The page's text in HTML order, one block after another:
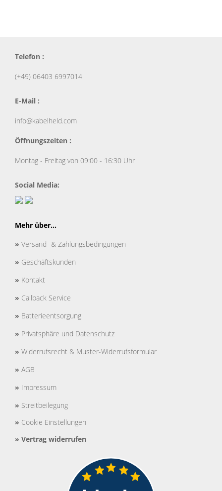
Telefon :
(+49) 06403 6997014
E-Mail :
info@kabelheld.com
Öffnungszeiten :
Montag - Freitag von 09:00 - 16:30 Uhr
Social Media:
Mehr über...
» Versand- & Zahlungsbedingungen
» Geschäftskunden
» Kontakt
» Callback Service
» Batterieentsorgung
» Privatsphäre und Datenschutz
» Widerrufsrecht & Muster-Widerrufsformular
» AGB
» Impressum
» Streitbeilegung
» Cookie Einstellungen
» Vertrag widerrufen